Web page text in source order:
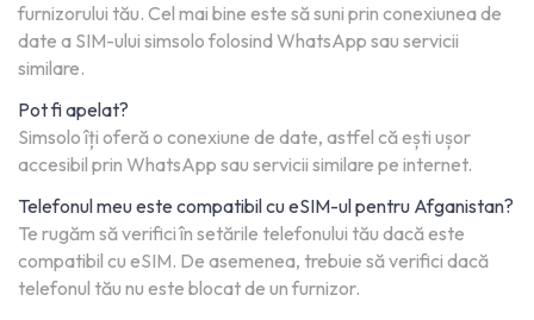
furnizorului tău. Cel mai bine este să suni prin conexiunea de
date a SIM-ului simsolo folosind WhatsApp sau servicii
similare.
Pot fi apelat?
Simsolo îți oferă o conexiune de date, astfel că ești ușor
accesibil prin WhatsApp sau servicii similare pe internet.
Telefonul meu este compatibil cu eSIM-ul pentru Afganistan?
Te rugăm să verifici în setările telefonului tău dacă este
compatibil cu eSIM. De asemenea, trebuie să verifici dacă
telefonul tău nu este blocat de un furnizor.